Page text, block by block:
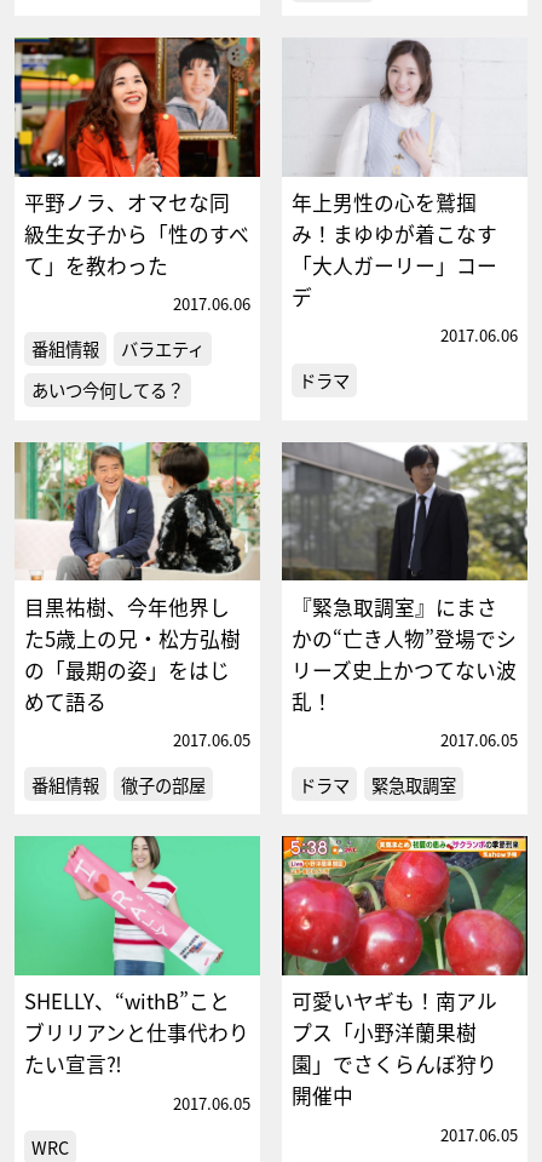
平野ノラ、オマセな同
級生女子から「性のすべ
て」を教わった
2017.06.06
番組情報
バラエティ
あいつ今何してる？
年上男性の心を鷲掴
み！まゆゆが着こなす
「大人ガーリー」コー
デ
2017.06.06
ドラマ
目黒祐樹、今年他界し
た5歳上の兄・松方弘樹
の「最期の姿」をはじ
めて語る
2017.06.05
番組情報 徹子の部屋
『緊急取調室』にまさ
かの“亡き人物”登場でシ
リーズ史上かつてない波
乱！
2017.06.05
ドラマ 緊急取調室
SHELLY、“withB”こと
ブリリアンと仕事代わり
たい宣言⁈
2017.06.05
WRC
可愛いヤギも！南アル
プス「小野洋蘭果樹
園」でさくらんぼ狩り
開催中
2017.06.05